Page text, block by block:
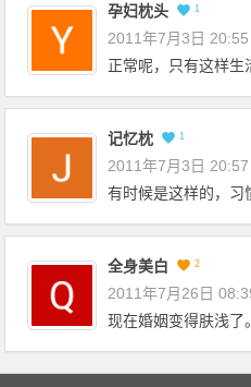
孕妇枕头 1
2011年7月3日 20:55
正常呢，只有这样生
记忆枕 1
2011年7月3日 20:57
有时候是这样的，习
全身美白 2
2011年7月26日
现在婚姻变得肤浅了